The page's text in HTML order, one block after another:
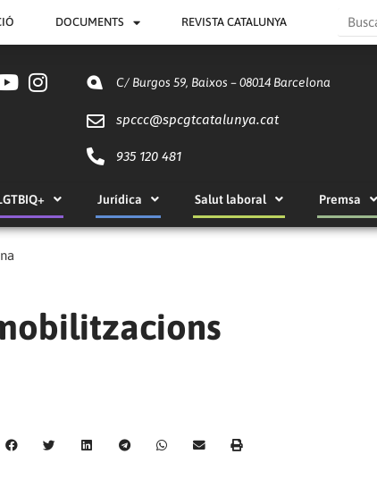
DOCUMENTS REVISTA CATALUNYA Search
C/ Burgos 59, Baixos – 08014 Barcelona
spccc@spcgtcatalunya.cat
935 120 481
Jurídica Salut laboral Premsa